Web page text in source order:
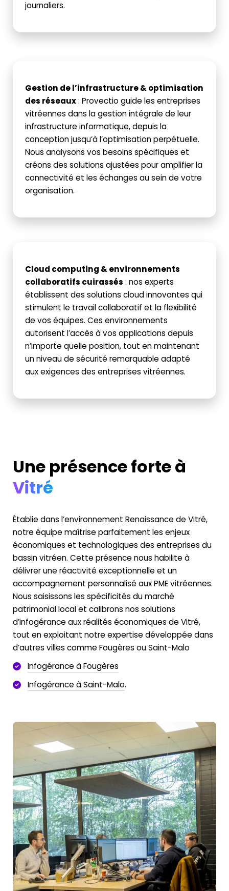
journaliers.
Gestion de l’infrastructure & optimisation
des réseaux : Provectio guide les entreprises
vitréennes dans la gestion intégrale de leur
infrastructure informatique, depuis la
conception jusqu’à l’optimisation perpétuelle.
Nous analysons vos besoins spécifiques et
créons des solutions ajustées pour amplifier la
connectivité et les échanges au sein de votre
organisation.
Cloud computing & environnements
collaboratifs cuirassés : nos experts
établissent des solutions cloud innovantes qui
stimulent le travail collaboratif et la flexibilité
de vos équipes. Ces environnements
autorisent l’accès à vos applications depuis
n’importe quelle position, tout en maintenant
un niveau de sécurité remarquable adapté
aux exigences des entreprises vitréennes.
Une présence forteà
Vitré
Établie dans l’environnement Renaissance de Vitré,
notre équipe maîtrise parfaitement les enjeux
économiques et technologiques des entreprises du
bassin vitréen. Cette présence nous habilite à
délivrer une réactivité exceptionnelle et un
accompagnement personnalisé aux PME vitréennes.
Nous saisissons les spécificités du marché
patrimonial local et calibrons nos solutions
d’infogérance aux réalités économiques de Vitré,
tout en exploitant notre expertise développée dans
d’autres villes comme Fougères ou Saint-Malo
Infogérance à Fougères
Infogérance à Saint-Malo.